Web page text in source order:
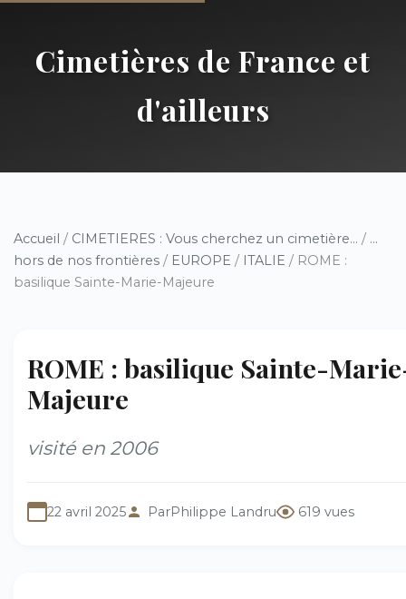
Cimetières de France et
d'ailleurs
Accueil / CIMETIERES : Vous cherchez un cimetière... / ...
hors de nos frontières / EUROPE / ITALIE / ROME :
basilique Sainte-Marie-Majeure
ROME : basilique Sainte-
Majeure
visité en 2006
22 avril 2025 ParPhilippe Landru 619 vues